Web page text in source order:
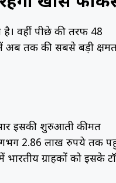
वहीं पीछे की तरफ 48
अब तक की सबसे बड़ी
इसकी शुरुआती कीमत
लगभग 2.86 लाख रुपये तक
ग्राहकों को इसके